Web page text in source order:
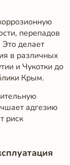
перепадов
делает
в различных
и Чукотки до
Крым.
адгезию
риск